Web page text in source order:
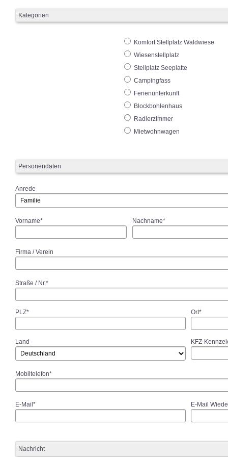
Kategorien
Komfort Stellplatz Waldwiese
Wiesenstellplatz
Stellplatz Seeplatte
Campingfass
Ferienunterkunft
Blockbohlenhaus
Radlerzimmer
Mietwohnwagen
Personendaten
Anrede
Vorname* Nachname*
Firma / Verein
Straße / Nr.*
PLZ* Ort*
Land KFZ-
Mobiltelefon*
E-Mail* E-Mail
Nachricht